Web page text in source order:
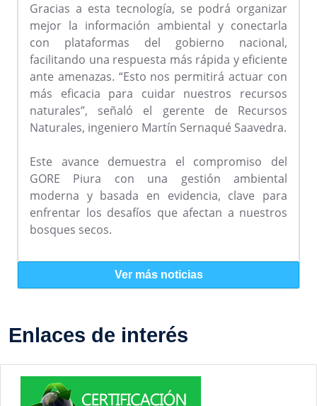
Gracias a esta tecnología, se podrá organizar
mejor la información ambiental y conectarla
con plataformas del gobierno nacional,
facilitando una respuesta más rápida y eficiente
ante amenazas. “Esto nos permitirá actuar con
más eficacia para cuidar nuestros recursos
naturales”, señaló el gerente de Recursos
Naturales, ingeniero Martín Sernaqué Saavedra.
Este avance demuestra el compromiso del
GORE Piura con una gestión ambiental
moderna y basada en evidencia, clave para
enfrentar los desafíos que afectan a nuestros
bosques secos.
Ver más noticias
Enlaces de interés